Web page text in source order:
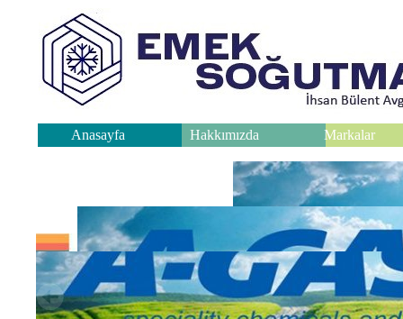
Anasayfa Hakkımızda Markalar